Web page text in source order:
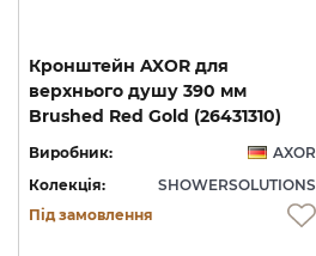
Кронштейн AXOR для
верхнього душу 390 мм
Brushed Red Gold (26431310)
Виробник:
AXOR
Колекція:
SHOWERSOLUTIONS
Під замовлення